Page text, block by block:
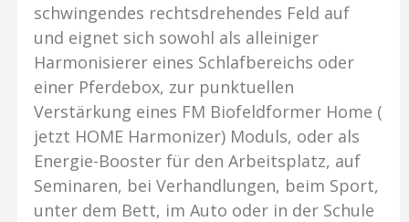
schwingendes rechtsdrehendes Feld auf
und eignet sich sowohl als alleiniger
Harmonisierer eines Schlafbereichs oder
einer Pferdebox, zur punktuellen
Verstärkung eines FM Biofeldformer Home (
jetzt HOME Harmonizer) Moduls, oder als
Energie-Booster für den Arbeitsplatz, auf
Seminaren, bei Verhandlungen, beim Sport,
unter dem Bett, im Auto oder in der Schule